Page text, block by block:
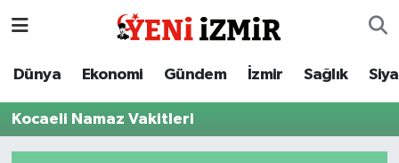
Dünya Ekonomi Gündem İzmir Sağlık
Kocaeli Namaz Vakitleri
Dünya
Ekonomi
İzmir Nöbetçi Eczaneler
İzmir Hava Durumu